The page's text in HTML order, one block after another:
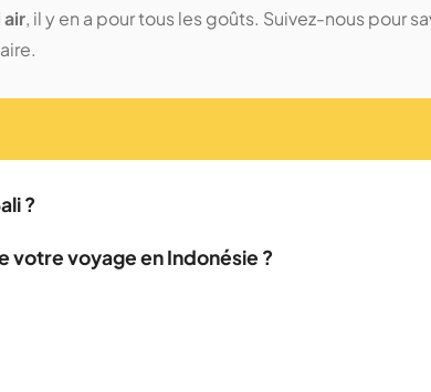
air, il y en a pour tous les goûts. Suivez-nous pour
?
votre voyage en Indonésie ?